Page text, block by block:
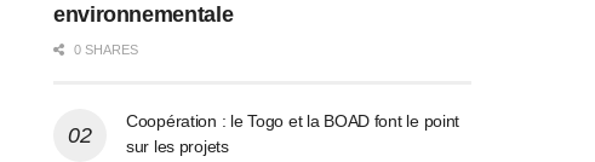
environnementale
0 SHARES
Coopération : le Togo et la BOAD font le point
sur les projets